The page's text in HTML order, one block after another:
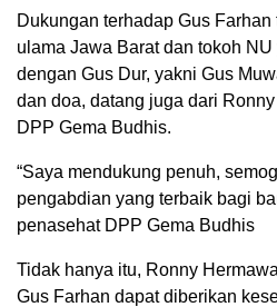
Dukungan terhadap Gus
ulama Jawa Barat dan tokoh
dengan Gus Dur, yakni Gus
dan doa, datang juga dari
DPP Gema Budhis.
“Saya mendukung penuh,
pengabdian yang terbaik bagi
penasehat DPP Gema Budhis
Tidak hanya itu, Ronny
Gus Farhan dapat diberikan